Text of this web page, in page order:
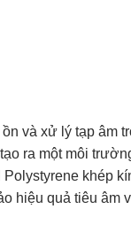
và xử lý tạp âm
ra một môi
khép
hiệu quả tiêu âm